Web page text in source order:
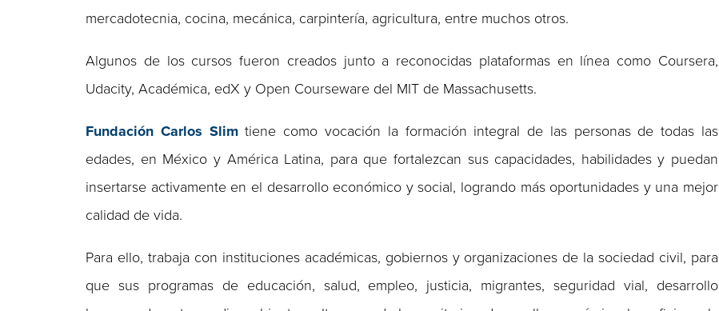
mercadotecnia, cocina, mecánica, carpintería, agricultura, entre muchos otros.
Algunos de los cursos fueron creados junto a reconocidas plataformas en línea como Coursera,
Udacity, Académica, edX y Open Courseware del MIT de Massachusetts.
Fundación Carlos Slimtiene como vocación la formación integral de las personas de todas las
edades, en México y América Latina, para que fortalezcan sus capacidades, habilidades y puedan
insertarse activamente en el desarrollo económico y social, logrando más oportunidades y una mejor
calidad de vida.
Para ello, trabaja con instituciones académicas, gobiernos y organizaciones de la sociedad civil, para
que sus programas de educación, salud, empleo, justicia, migrantes, seguridad vial, desarrollo